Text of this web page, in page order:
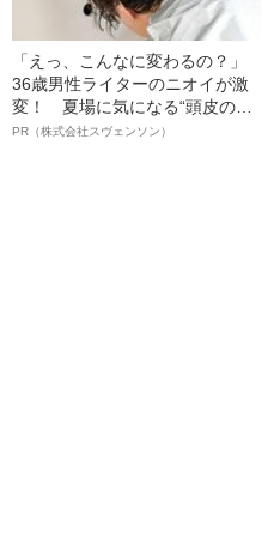
「えっ、こんなに変わるの？」
36歳男性ライターのニオイが激
変！ 夏場に気になる“頭皮のニ
オイ”や“ベタつき”を解消す
PR（株式会社スヴェンソン）